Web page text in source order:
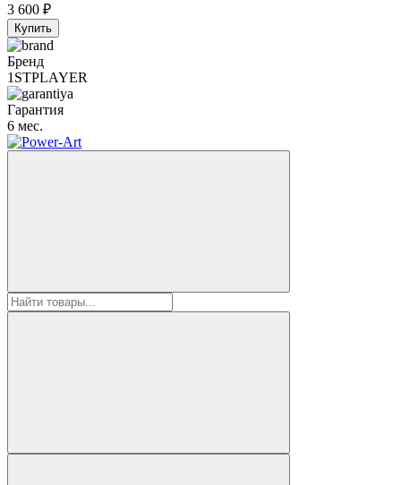
3 600 ₽
Купить
Бренд
1STPLAYER
Гарантия
6 мес.